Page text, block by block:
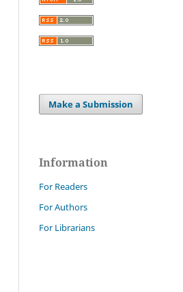
Make a Submission
Information
For Readers
For Authors
For Librarians